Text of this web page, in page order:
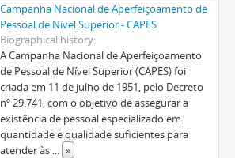
Campanha Nacional de Aperfeiçoamento de
Pessoal de Nível Superior - CAPES
Biographical history
A Campanha Nacional de Aperfeiçoamento
de Pessoal de Nível Superior (CAPES) foi
criada em 11 de julho de 1951, pelo Decreto
nº 29.741, com o objetivo de assegurar a
existência de pessoal especializado em
quantidade e qualidade suficientes para
atender às
»